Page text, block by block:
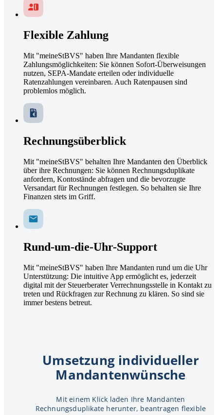
Flexible Zahlung
Mit "meineStBVS" haben Ihre Mandanten flexible
Zahlungsmöglichkeiten: Sie können Sofort-Überweisungen
nutzen, SEPA-Mandate erteilen oder individuelle
Ratenzahlungen vereinbaren. Auch Ratenpausen sind
problemlos möglich.
Rechnungsüberblick
Mit "meineStBVS" behalten Ihre Mandanten den Überblick
über ihre Rechnungen: Sie können Rechnungsduplikate
anfordern, Kontostände abfragen und die bevorzugte
Versandart für Rechnungen festlegen. So behalten sie Ihre
Finanzen stets im Griff.
Rund-um-die-Uhr-Support
Mit "meineStBVS" haben Ihre Mandanten rund um die Uhr
Unterstützung: Die intuitive App ermöglicht es, jederzeit
digital mit der Steuerberater Verrechnungsstelle in Kontakt zu
treten und Rückfragen zur Rechnung zu klären. So sind sie
immer bestens betreut.
Umsetzung individueller
Mandantenwünsche
Mit einem Klick laden Ihre Mandanten
Rechnungsduplikate herunter, beantragen flexible